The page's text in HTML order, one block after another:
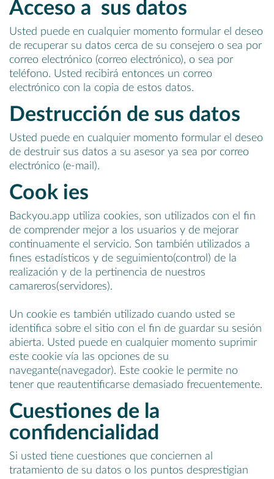
Acceso a sus datos
Usted puede en cualquier momento formular el deseo
de recuperar su datos cerca de su consejero o sea por
correo electrónico (correo electrónico), o sea por
teléfono. Usted recibirá entonces un correo
electrónico con la copia de estos datos.
Destrucción de sus datos
Usted puede en cualquier momento formular el deseo
de destruir sus datos a su asesor ya sea por correo
electrónico (e-mail).
Cook ies
Backyou.app utiliza cookies, son utilizados con el fin
de comprender mejor a los usuarios y de mejorar
continuamente el servicio. Son también utilizados a
fines estadísticos y de seguimiento(control) de la
realización y de la pertinencia de nuestros
camareros(servidores).
Un cookie es también utilizado cuando usted se
identifica sobre el sitio con el fin de guardar su sesión
abierta. Usted puede en cualquier momento suprimir
este cookie vía las opciones de su
navegante(navegador). Este cookie le permite no
tener que reautentificarse demasiado frecuentemente.
Cuestiones de la
confidencialidad
Si usted tiene cuestiones que conciernen al
tratamiento de su datos o los puntos desprestigian